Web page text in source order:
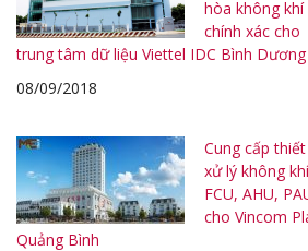
hòa không khí
chính xác cho
trung tâm dữ liệu Viettel IDC Bình Dương
08/09/2018
Cung cấp
xử lý không khí
FCU, AHU,
cho Vincom
Quảng Bình